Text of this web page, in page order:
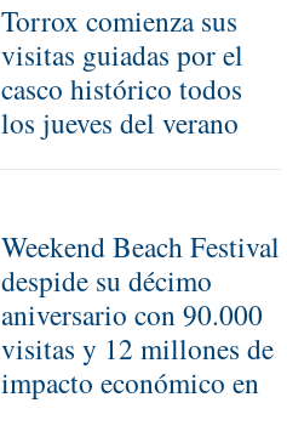
Torrox comienza sus
visitas guiadas por el
casco histórico todos
los jueves del verano
Weekend Beach Festival
despide su décimo
aniversario con 90.000
visitas y 12 millones de
impacto económico en